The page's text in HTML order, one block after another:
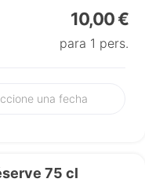
10,00 €
para 1 pers.
75 cl